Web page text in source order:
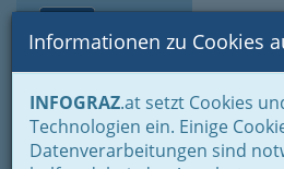
Suche
Informationen zu Cookies
INFOGRAZ.at setzt Cookies
Technologien ein. Einige
Datenverarbeitungen sind
Home Gastronomie Beisln, Bars,
Vinothek 8erl